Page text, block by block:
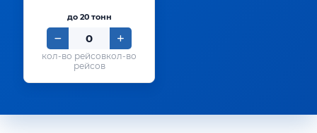
до 20 тонн
кол-во
рейсов